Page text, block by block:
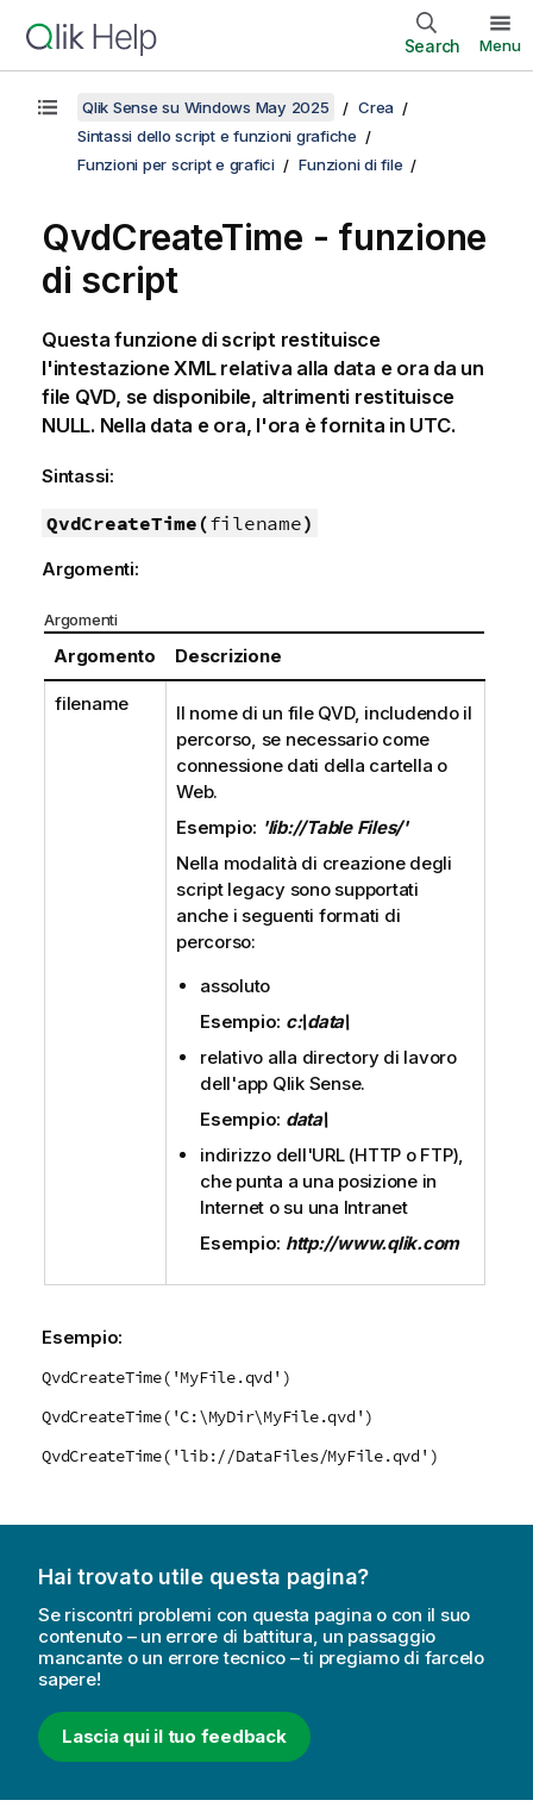
Search Menu
Qlik Sense su Windows May 2025
Crea
Sintassi dello script e funzioni grafiche
Funzioni per script e grafici
Funzioni di file
QvdCreateTime - funzione
di script
Questa funzione di script restituisce
l'intestazioneXMLrelativa alla data e ora da un
file QVD, se disponibile, altrimenti restituisce
NULL. Nella data e ora, l'ora è fornita in UTC.
Sintassi:
QvdCreateTime(filename)
Argomenti:
Argomenti
Argomento Descrizione
filename Il nome di un file QVD, includendo il
percorso, se necessario come
connessione dati della cartella o
Web.
Esempio: 'lib://Table Files/'
Nella modalità di creazione degli
script legacy sono supportati
anche i seguenti formati di
percorso:
assoluto
Esempio: c:\data\
relativo alla directory di lavoro
dell'app Qlik Sense.
Esempio: data\
indirizzo dell'URL (HTTP o FTP),
che punta a una posizione in
Internet o su una Intranet
Esempio: http://www.qlik.com
Esempio:
QvdCreateTime('MyFile.qvd')
QvdCreateTime('C:\MyDir\MyFile.qvd')
QvdCreateTime('lib://DataFiles/MyFile.qvd')
Hai trovato utile questa pagina?
Se riscontri problemi con questa pagina o con il suo
contenuto – un errore di battitura, un passaggio
mancante o un errore tecnico – ti pregiamo di farcelo
sapere!
Lascia qui il tuo feedback